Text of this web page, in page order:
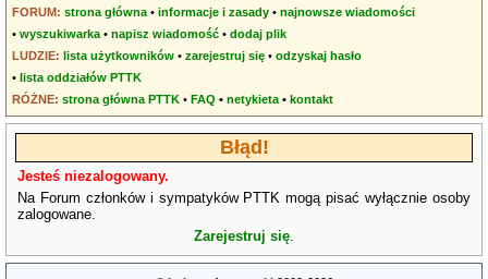
FORUM: strona główna •informacje i zasady •najnowsze wiadomości
•wyszukiwarka •napisz wiadomość •dodaj plik
LUDZIE: lista użytkowników •zarejestruj się •odzyskaj hasło
•lista oddziałów PTTK
RÓŻNE: strona główna PTTK •FAQ •netykieta •kontakt
Błąd!
Jesteś niezalogowany.
Na Forum członków i sympatyków PTTK mogą pisać wyłącznie osoby
zalogowane.
Zarejestruj się.